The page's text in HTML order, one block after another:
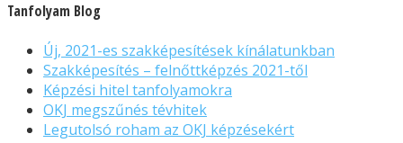
Tanfolyam Blog
Új, 2021-es szakképesítések kínálatunkban
Szakképesítés – felnőttképzés 2021-től
Képzési hitel tanfolyamokra
OKJ megszűnés tévhitek
Legutolsó roham az OKJ képzésekért